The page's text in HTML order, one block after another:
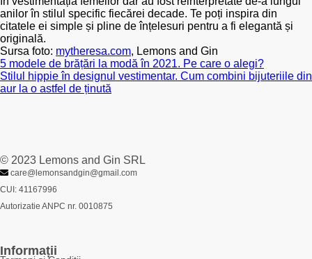
anilor în stilul specific fiecărei decade. Te poți inspira din
citatele ei simple și pline de înțelesuri pentru a fi elegantă și
originală.
Sursa foto: mytheresa.com, Lemons and Gin
5 modele de brățări la modă în 2021. Pe care o alegi?
Stilul hippie în designul vestimentar. Cum combini bijuteriile din
aur la o astfel de ținută
© 2023 Lemons and Gin SRL
care@lemonsandgin@gmail.com
CUI: 41167996
Autorizatie ANPC nr. 0010875
Informații